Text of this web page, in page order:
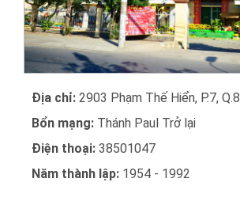
Địa chỉ: 2903 Phạm Thế Hiển, P.7, Q.8
Bổn mạng: Thánh Paul Trở lại
Điện thoại: 38501047
Năm thành lập: 1954 - 1992